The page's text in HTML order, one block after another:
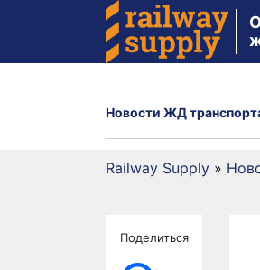
Новости ЖД
Railway Supply »
Поделиться